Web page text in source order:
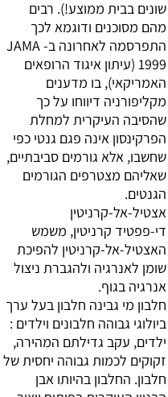
שונים בבית ממוצע!). רבים
מהם מסוכנים ודוגמא לכך
התפרסמה לאחרונה ב- JAMA
1999 (עיתון איגוד הרופאים
האמריקאי), בו מדענים
מקליפורניה דיווחו על כך
שהסיבה העיקרית למחלת
הפרקינסון אינה פגם גנטי כפי
שחשבו, אלא גורמים סביבתיים,
שאליהם מצטרפים הגורמים
הגנטים.
אצטיל-אל-קרניטין
די-פפטיד קרניטין, משמש
האצטיל-אל-קרניטין להפיכת
שומן לאנרגיה ולהגברת ניצול
אנרגיה בגוף.
חלבון מי גבינה חלבון בעל ערך
ביולוגי גבוהה חלבונים וילדים :
ילדים, עקב גדילתם המהירה,
זקוקים לכמות גבוהה יחסית של
חלבון. החלבון בהיותו אבן